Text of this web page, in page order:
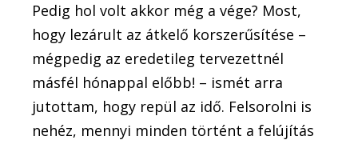
Pedig hol volt akkor még a vége? Most,
hogy lezárult az átkelő korszerűsítése –
mégpedig az eredetileg tervezettnél
másfél hónappal előbb! – ismét arra
jutottam, hogy repül az idő. Felsorolni is
nehéz, mennyi minden történt a felújítás